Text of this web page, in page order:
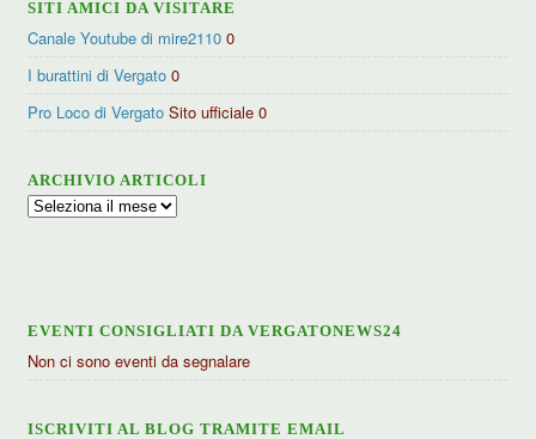
SITI AMICI DA VISITARE
Canale Youtube di mire2110 0
I burattini di Vergato 0
Pro Loco di Vergato Sito ufficiale 0
ARCHIVIO ARTICOLI
Archivio
EVENTI CONSIGLIATI DA VERGATONEWS24
Non ci sono eventi da segnalare
ISCRIVITI AL BLOG TRAMITE EMAIL